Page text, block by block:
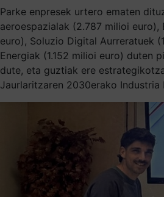
Parke enpresek urtero ematen
aeroespazialak (2.787 milioi
euro), Soluzio Digital Aurreratuek
Energiak (1.152 milioi euro) duten
dute, eta guztiak ere
Jaurlaritzaren 2030erako Industria